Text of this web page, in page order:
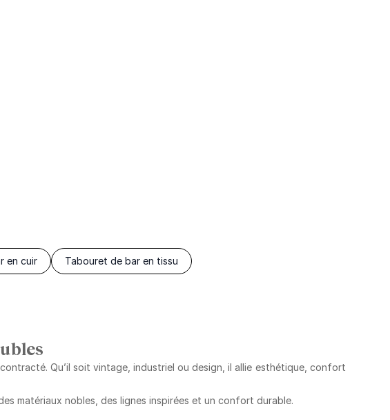
en cuir Tabouret de bar en tissu
Qu’il soit vintage, industriel ou design, il allie esthétique, confort
matériaux nobles , des lignes inspirées et un confort durable.